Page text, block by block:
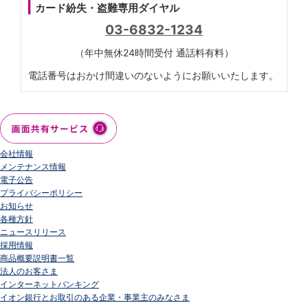
カード紛失・盗難専用ダイヤル
03-6832-1234
（年中無休24時間受付 通話料有料）
電話番号はおかけ間違いのないようにお願いいたします。
会社情報
メンテナンス情報
電子公告
プライバシーポリシー
お知らせ
各種方針
ニュースリリース
採用情報
商品概要説明書一覧
法人のお客さま
インターネットバンキング
イオン銀行とお取引のある企業・事業主のみなさま